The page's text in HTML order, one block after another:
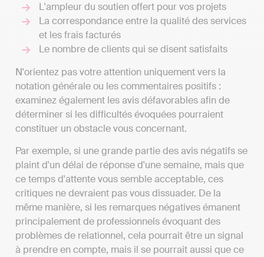
L'ampleur du soutien offert pour vos projets
La correspondance entre la qualité des services
et les frais facturés
Le nombre de clients qui se disent satisfaits
N'orientez pas votre attention uniquement vers la
notation générale ou les commentaires positifs :
examinez également les avis défavorables afin de
déterminer si les difficultés évoquées pourraient
constituer un obstacle vous concernant.
Par exemple, si une grande partie des avis négatifs se
plaint d'un délai de réponse d'une semaine, mais que
ce temps d'attente vous semble acceptable, ces
critiques ne devraient pas vous dissuader. De la
même manière, si les remarques négatives émanent
principalement de professionnels évoquant des
problèmes de relationnel, cela pourrait être un signal
à prendre en compte, mais il se pourrait aussi que ce